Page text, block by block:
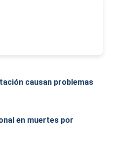
causan problemas
en muertes por